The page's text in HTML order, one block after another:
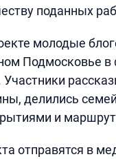
поданных
молодые
Подмосковье в
делились
и
отправятся в